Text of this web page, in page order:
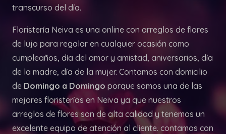
transcurso del día.
Floristería Neiva es una online con arreglos de flores
de lujo para regalar en cualquier ocasión como
cumpleaños, día del amor y amistad, aniversarios, día
de la madre, día de la mujer. Contamos con domicilio
de Domingo a Domingo porque somos una de las
mejores floristerías en Neiva ya que nuestros
arreglos de flores son de alta calidad y tenemos un
excelente equipo de atención al cliente. contamos con